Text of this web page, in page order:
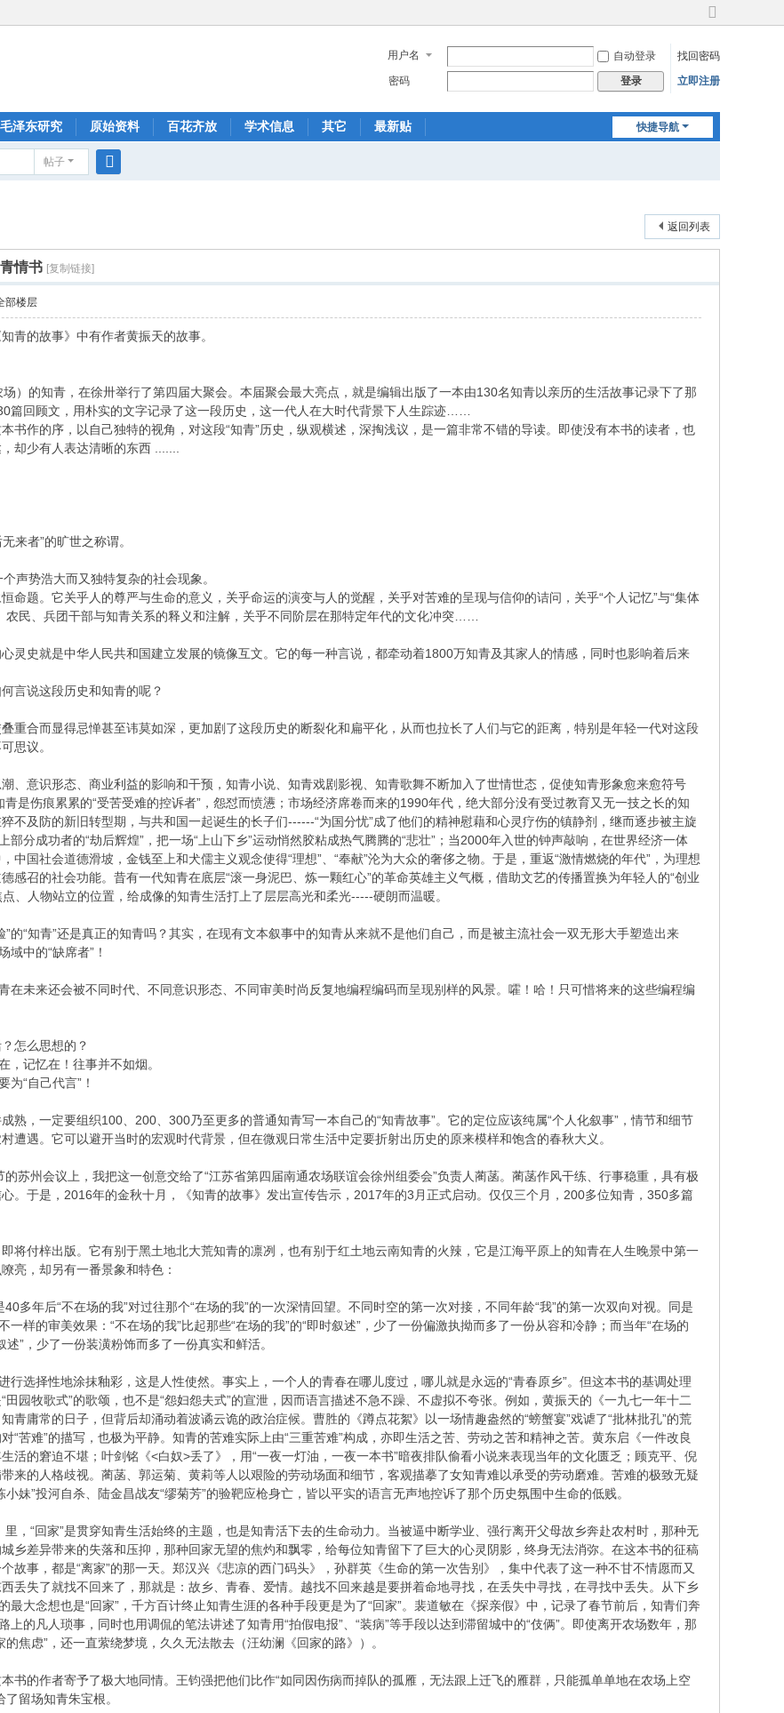
切
到
宽
用户名 自动登录
找回密码
密码
登录 立即注册
快捷导航
毛泽东研究 原始资料 百花齐放 学术信息 其它 最新贴
帖子
返回列表
情书 [复制链接]
部楼层
青的故事》中有作者黄振天的故事。
）的知青，在徐卅举行了第四届大聚会。本届聚会最大亮点，就是编辑出版了一本由130名知青以亲历的生活故事记录下了那
篇回顾文，用朴实的文字记录了这一段历史，这一代人在大时代背景下人生踪迹……
书作的序，以自己独特的视角，对这段“知青”历史，纵观横述，深掏浅议，是一篇非常不错的导读。即使没有本书的读者，也
却少有人表达清晰的东西 .......
来者”的旷世之称谓。
声势浩大而又独特复杂的社会现象。
命题。它关乎人的尊严与生命的意义，关乎命运的演变与人的觉醒，关乎对苦难的呈现与信仰的诘问，关乎“个人记忆”与“集体
农民、兵团干部与知青关系的释义和注解，关乎不同阶层在那特定年代的文化冲突……
灵史就是中华人民共和国建立发展的镜像互文。它的每一种言说，都牵动着1800万知青及其家人的情感，同时也影响着后来
言说这段历史和知青的呢？
重合而显得忌惮甚至讳莫如深，更加剧了这段历史的断裂化和扁平化，从而也拉长了人们与它的距离，特别是年轻一代对这段
思议。
、意识形态、商业利益的影响和干预，知青小说、知青戏剧影视、知青歌舞不断加入了世情世态，促使知青形象愈来愈符号
是伤痕累累的“受苦受难的控诉者”，怨怼而愤懑；市场经济席卷而来的1990年代，绝大部分没有受过教育又无一技之长的知
不及防的新旧转型期，与共和国一起诞生的长子们------“为国分忧”成了他们的精神慰藉和心灵疗伤的镇静剂，继而逐步被主旋
部分成功者的“劫后辉煌”，把一场“上山下乡”运动悄然胶粘成热气腾腾的“悲壮”；当2000年入世的钟声敲响，在世界经济一体
中国社会道德滑坡，金钱至上和犬儒主义观念使得“理想”、“奉献”沦为大众的奢侈之物。于是，重返“激情燃烧的年代”，为理想
感召的社会功能。昔有一代知青在底层“滚一身泥巴、炼一颗红心”的革命英雄主义气概，借助文艺的传播置换为年轻人的“创业
、人物站立的位置，给成像的知青生活打上了层层高光和柔光-----硬朗而温暖。
的“知青”还是真正的知青吗？其实，在现有文本叙事中的知青从来就不是他们自己，而是被主流社会一双无形大手塑造出来
域中的“缺席者”！
在未来还会被不同时代、不同意识形态、不同审美时尚反复地编程编码而呈现别样的风景。嚯！哈！只可惜将来的这些编程编
怎么思想的？
，记忆在！往事并不如烟。
为“自己代言”！
熟，一定要组织100、200、300乃至更多的普通知青写一本自己的“知青故事”。它的定位应该纯属“个人化叙事”，情节和细节
遭遇。它可以避开当时的宏观时代背景，但在微观日常生活中定要折射出历史的原来模样和饱含的春秋大义。
苏州会议上，我把这一创意交给了“江苏省第四届南通农场联谊会徐州组委会”负责人蔺菡。蔺菡作风干练、行事稳重，具有极
。于是，2016年的金秋十月，《知青的故事》发出宣传告示，2017年的3月正式启动。仅仅三个月，200多位知青，350多篇
将付梓出版。它有别于黑土地北大荒知青的凛冽，也有别于红土地云南知青的火辣，它是江海平原上的知青在人生晚景中第一
亮，却另有一番景象和特色：
多年后“不在场的我”对过往那个“在场的我”的一次深情回望。不同时空的第一次对接，不同年龄“我”的第一次双向对视。同是
一样的审美效果：“不在场的我”比起那些“在场的我”的“即时叙述”，少了一份偏激执拗而多了一份从容和冷静；而当年“在场的
述”，少了一份装潢粉饰而多了一份真实和鲜活。
行选择性地涂抹釉彩，这是人性使然。事实上，一个人的青春在哪儿度过，哪儿就是永远的“青春原乡”。但这本书的基调处理
园牧歌式”的歌颂，也不是“怨妇怨夫式”的宣泄，因而语言描述不急不躁、不虚拟不夸张。例如，黄振天的《一九七一年十二
青庸常的日子，但背后却涌动着波谲云诡的政治症候。曹胜的《蹲点花絮》以一场情趣盎然的“螃蟹宴”戏谑了“批林批孔”的荒
“苦难”的描写，也极为平静。知青的苦难实际上由“三重苦难”构成，亦即生活之苦、劳动之苦和精神之苦。黄东启《一件改良
活的窘迫不堪；叶剑铭《<白奴>丢了》，用“一夜一灯油，一夜一本书”暗夜排队偷看小说来表现当年的文化匮乏；顾克平、倪
来的人格歧视。蔺菡、郭运菊、黄莉等人以艰险的劳动场面和细节，客观描摹了女知青难以承受的劳动磨难。苦难的极致无疑
妹”投河自杀、陆金昌战友“缪菊芳”的验靶应枪身亡，皆以平实的语言无声地控诉了那个历史氛围中生命的低贱。
，“回家”是贯穿知青生活始终的主题，也是知青活下去的生命动力。当被逼中断学业、强行离开父母故乡奔赴农村时，那种无
乡差异带来的失落和压抑，那种回家无望的焦灼和飘零，给每位知青留下了巨大的心灵阴影，终身无法消弥。在这本书的征稿
故事，都是“离家”的那一天。郑汉兴《悲凉的西门码头》，孙群英《生命的第一次告别》，集中代表了这一种不甘不情愿而又
丢失了就找不回来了，那就是：故乡、青春、爱情。越找不回来越是要拼着命地寻找，在丢失中寻找，在寻找中丢失。从下乡
最大念想也是“回家”，千方百计终止知青生涯的各种手段更是为了“回家”。裴道敏在《探亲假》中，记录了春节前后，知青们奔
凡人琐事，同时也用调侃的笔法讲述了知青用“拍假电报”、“装病”等手段以达到滞留城中的“伎俩”。即使离开农场数年，那
焦虑”，还一直萦绕梦境，久久无法散去（汪幼澜《回家的路》）。
书的作者寄予了极大地同情。王钧强把他们比作“如同因伤病而掉队的孤雁，无法跟上迁飞的雁群，只能孤单单地在农场上空
留场知青朱宝根。